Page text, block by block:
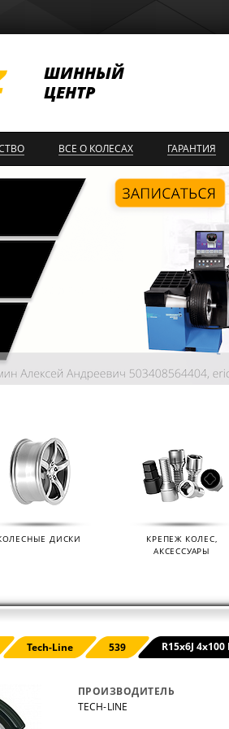
ШИННЫЙ
ЦЕНТР
ВСЕ О КОЛЕСАХ ГАРАНТИЯ
(Ikon
ДАТЧИКИ ДАВЛЕНИЯ В
ДИСКИ
КРЕПЕЖ КОЛЕС,
АКСЕССУАРЫ
Tech-Line 539 R15x6J 4x100
ПРОИЗВОДИТЕЛЬ
TECH-LINE